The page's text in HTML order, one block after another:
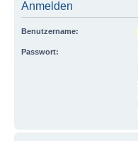
Anmelden
Benutzername:
Passwort: